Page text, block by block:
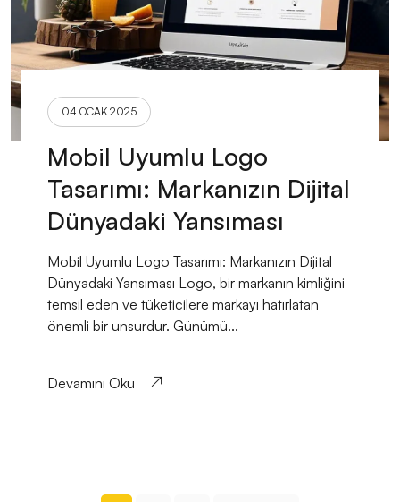
04 OCAK 2025
Mobil Uyumlu Logo
Tasarımı: Markanızın Dijital
Dünyadaki Yansıması
Mobil Uyumlu Logo Tasarımı: Markanızın Dijital
Dünyadaki Yansıması Logo, bir markanın kimliğini
temsil eden ve tüketicilere markayı hatırlatan
önemli bir unsurdur. Günümü...
Devamını Oku